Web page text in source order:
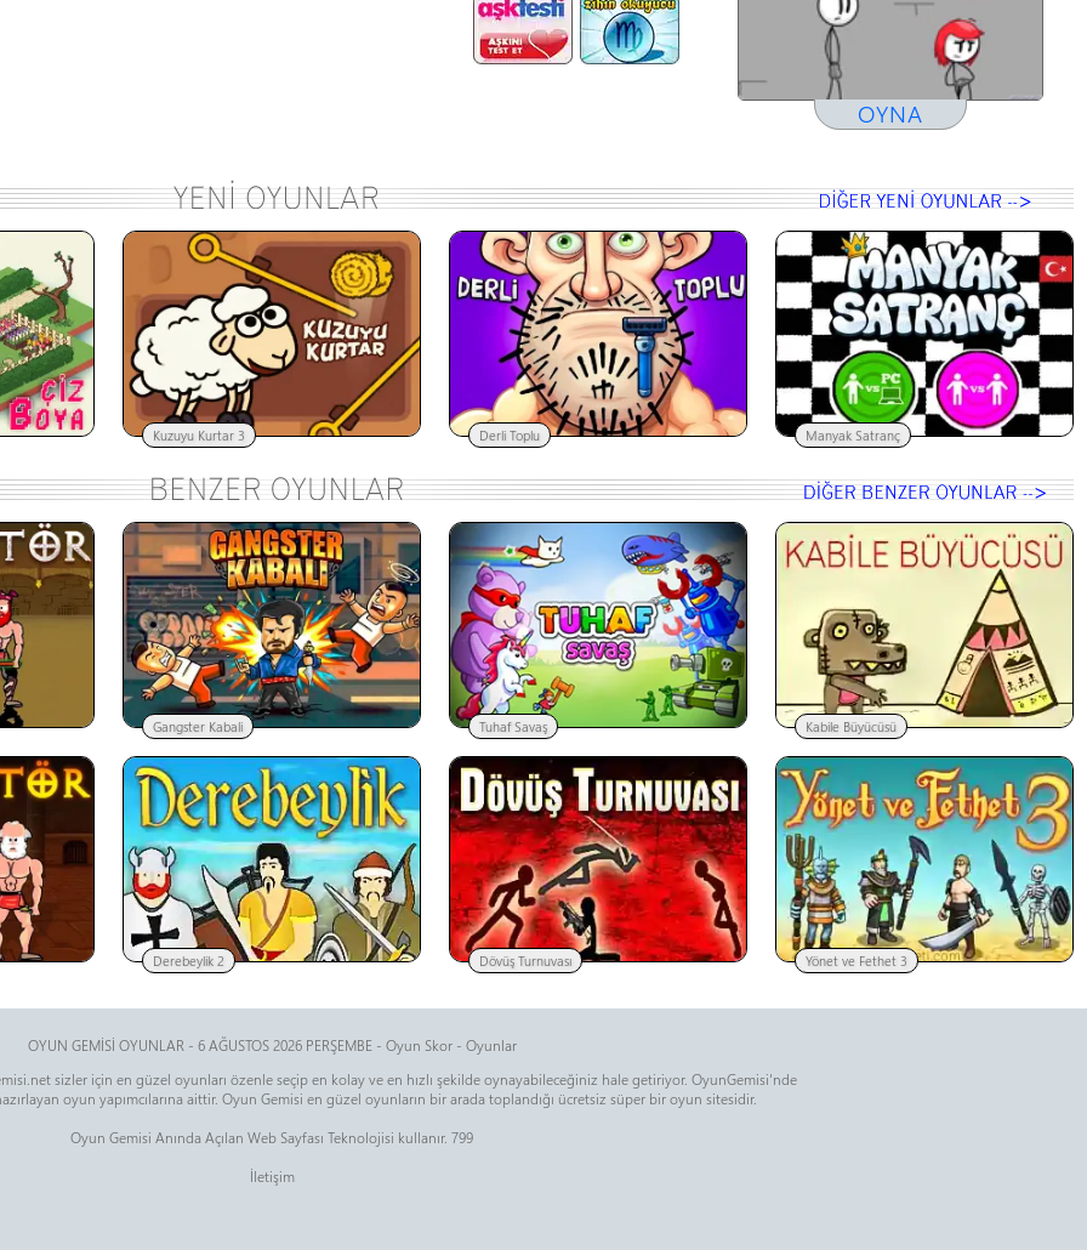
OYNA
Kuzuyu Kurtar 3 Derli Toplu Manyak Satranç
Gangster Kabali Tuhaf Savaş Kabile Büyücüsü
Derebeylik 2 Dövüş Turnuvası Yönet ve Fethet 3
OYUN GEMİSİ OYUNLAR - 6 AĞUSTOS 2026 PERŞEMBE - Oyun Skor- Oyunlar
sizler için en güzel oyunları özenle seçip en kolay ve en hızlı şekilde oynayabileceğiniz hale getiriyor. OyunGemisi'nde
oyun yapımcılarına aittir. Oyun Gemisi en güzel oyunların bir arada toplandığı ücretsiz süper bir oyun sitesidir.
Oyun Gemisi Anında Açılan Web Sayfası Teknolojisi kullanır. 799
İletişim